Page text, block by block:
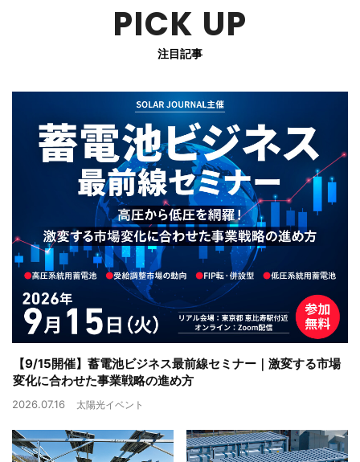
PICK UP
注目記事
【9/15開催】蓄電池ビジネス最前線セミナー｜激変する市場
変化に合わせた事業戦略の進め方
2026.07.16 太陽光イベント